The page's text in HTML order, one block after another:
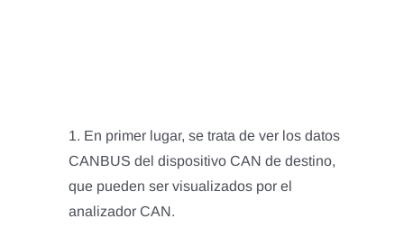
1. En primer lugar, se trata de ver los datos
CANBUS del dispositivo CAN de destino,
que pueden ser visualizados por el
analizador CAN.